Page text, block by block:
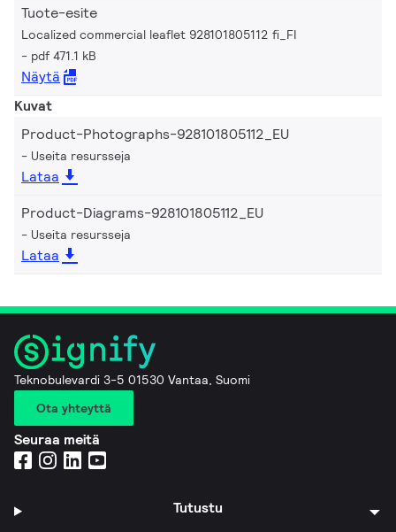
Tuote-esite
Localized commercial leaflet 928101805112 fi_FI
pdf 471.1 kB
Näytä
Kuvat
Product-Photographs-928101805112_EU
Useita resursseja
Lataa
Product-Diagrams-928101805112_EU
Useita resursseja
Lataa
Teknobulevardi 3-5 01530 Vantaa, Suomi
Ota yhteyttä
Seuraa meitä
Tutustu